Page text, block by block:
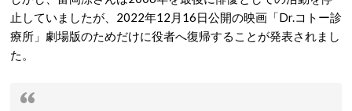
止していましたが、2022年12月16日公開の映画「Dr.コトー診
療所」劇場版のためだけに役者へ復帰することが発表されまし
た。